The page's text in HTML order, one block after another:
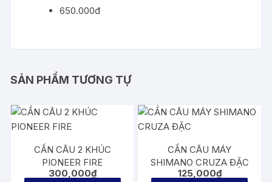
650.000đ
SẢN PHẨM TƯƠNG TỰ
CẦN CÂU 2 KHÚC
PIONEER FIRE
300,000₫
CẦN CÂU MÁY
SHIMANO CRUZA ĐẶC
125,000₫